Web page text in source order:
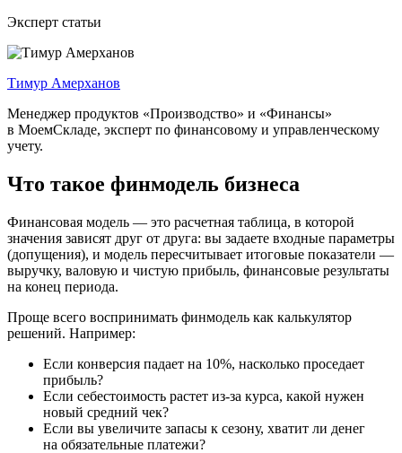
Эксперт статьи
Тимур Амерханов
Менеджер продуктов «Производство» и «Финансы»
в МоемСкладе, эксперт по финансовому и управленческому
учету.
Что такое финмодель бизнеса
Финансовая модель — это расчетная таблица, в которой
значения зависят друг от друга: вы задаете входные параметры
(допущения), и модель пересчитывает итоговые показатели —
выручку, валовую и чистую прибыль, финансовые результаты
на конец периода.
Проще всего воспринимать финмодель как калькулятор
решений. Например:
Если конверсия падает на 10%, насколько проседает
прибыль?
Если себестоимость растет из-за курса, какой нужен
новый средний чек?
Если вы увеличите запасы к сезону, хватит ли денег
на обязательные платежи?